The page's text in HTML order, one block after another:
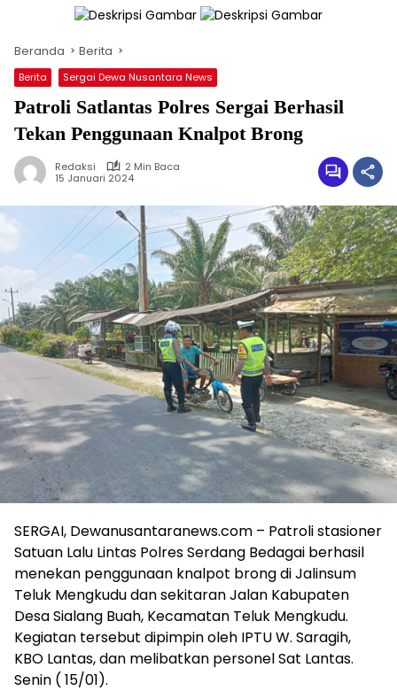
Beranda Berita
Berita Sergai Dewa Nusantara News
Patroli Satlantas Polres Sergai Berhasil
Tekan Penggunaan Knalpot Brong
Redaksi
2 Min Baca
15 Januari 2024
SERGAI, Dewanusantaranews.com – Patroli stasioner
Satuan Lalu Lintas Polres Serdang Bedagai berhasil
menekan penggunaan knalpot brong di Jalinsum
Teluk Mengkudu dan sekitaran Jalan Kabupaten
Desa Sialang Buah, Kecamatan Teluk Mengkudu.
Kegiatan tersebut dipimpin oleh IPTU W. Saragih,
KBO Lantas, dan melibatkan personel Sat Lantas.
Senin ( 15/01).